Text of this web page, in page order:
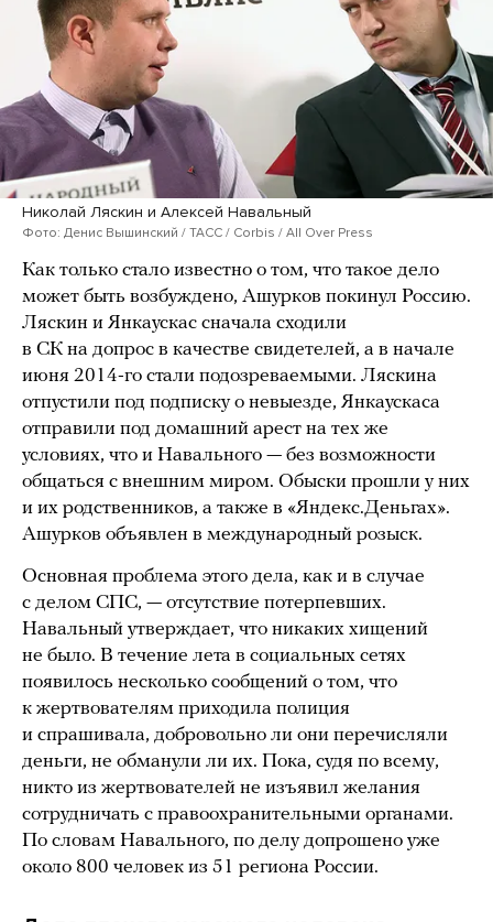
Николай Ляскин и Алексей Навальный
Фото: Денис Вышинский / ТАСС / Corbis / All Over Press
Как только стало известно о том, что такое дело
может быть возбуждено, Ашурков покинул Россию.
Ляскин и Янкаускас сначала сходили
в СК на допрос в качестве свидетелей, а в начале
июня 2014-го стали подозреваемыми. Ляскина
отпустили под подписку о невыезде, Янкаускаса
отправили под домашний арест на тех же
условиях, что и Навального — без возможности
общаться с внешним миром. Обыски прошли у них
и их родственников, а также в «Яндекс.Деньгах».
Ашурков объявлен в международный розыск.
Основная проблема этого дела, как и в случае
с делом СПС, — отсутствие потерпевших.
Навальный утверждает, что никаких хищений
не было. В течение лета в социальных сетях
появилось несколько сообщений о том, что
к жертвователям приходила полиция
и спрашивала, добровольно ли они перечисляли
деньги, не обманули ли их. Пока, судя по всему,
никто из жертвователей не изъявил желания
сотрудничать с правоохранительными органами.
По словам Навального, по делу допрошено уже
около 800 человек из 51 региона России.